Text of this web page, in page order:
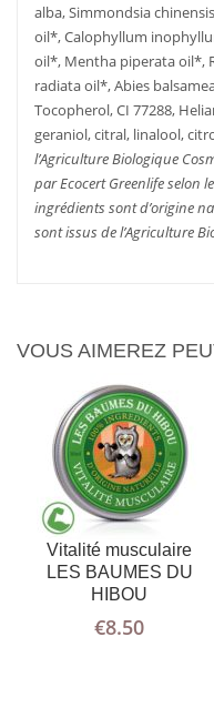
alba, Simmondsia
oil*, Calophyllum
oil*, Mentha piperata oil*,
radiata oil*, Abies
Tocopherol, CI 77288,
geraniol, citral, linalool,
l’Agriculture Biologique
par Ecocert Greenlife selon
ingrédients sont d’origine
sont issus de l’Agriculture
VOUS AIMEREZ
Vitalité musculaire
LES BAUMES DU
HIBOU
€8.50
AU PANIER
D'INFOS